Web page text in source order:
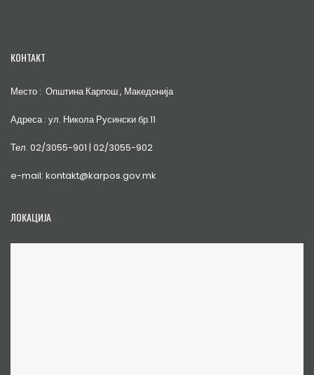
КОНТАКТ
Место : Општина Карпош , Македонија
Адреса : ул. Никола Русински бр.11
Тел. 02/3055-901 | 02/3055-902
e-mail: kontakt@karpos.gov.mk
ЛОКАЦИЈА